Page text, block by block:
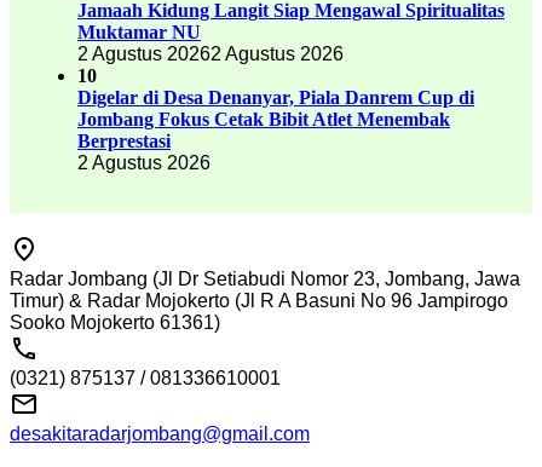
Jamaah Kidung Langit Siap Mengawal Spiritualitas
Muktamar NU
2 Agustus 20262 Agustus 2026
10
Digelar di Desa Denanyar, Piala Danrem Cup di
Jombang Fokus Cetak Bibit Atlet Menembak
Berprestasi
2 Agustus 2026
Radar Jombang (Jl Dr Setiabudi Nomor 23, Jombang, Jawa
Timur) & Radar Mojokerto (Jl R A Basuni No 96 Jampirogo
Sooko Mojokerto 61361)
(0321) 875137 / 081336610001
desakitaradarjombang@gmail.com